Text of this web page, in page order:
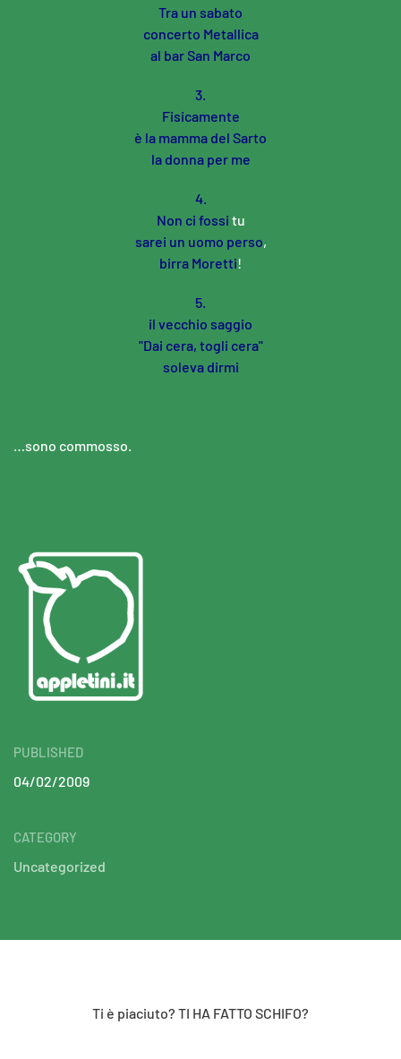
Tra un sabato
concerto Metallica
al bar San Marco
3.
Fisicamente
è la mamma del Sarto
la donna per me
4.
Non ci fossi tu
sarei un uomo perso,
birra Moretti!
5.
il vecchio saggio
"Dai cera, togli cera"
soleva dirmi
…sono commosso.
PUBLISHED
04/02/2009
CATEGORY
Uncategorized
Ti è piaciuto? TI HA FATTO SCHIFO?